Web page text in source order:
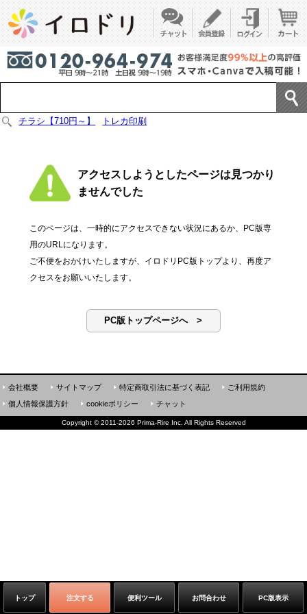
チラシ【710円～】 トレカ印刷
アクセスしようとしたページは見つかり
ませんでした
このページは、一時的にアクセスできない状況にあるか、PC版専
用のURLになります。
ご不便をおかけいたしますが、イロドリPC版トップより、再度ア
クセスをお願いいたします。
PC版トップページへ >
トップ 注文する 便利ツール お問合わせ PC版表示
会社概要 サイトマップ 特定商取引法に基づく表記
ご利用規約
個人情報保護方針
cookieポリシー チャット
Copyright ©2011-2026 Prima-Rire Inc. All Rights Reserved